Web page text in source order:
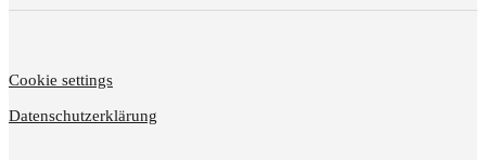
Cookie settings
Datenschutzerklärung